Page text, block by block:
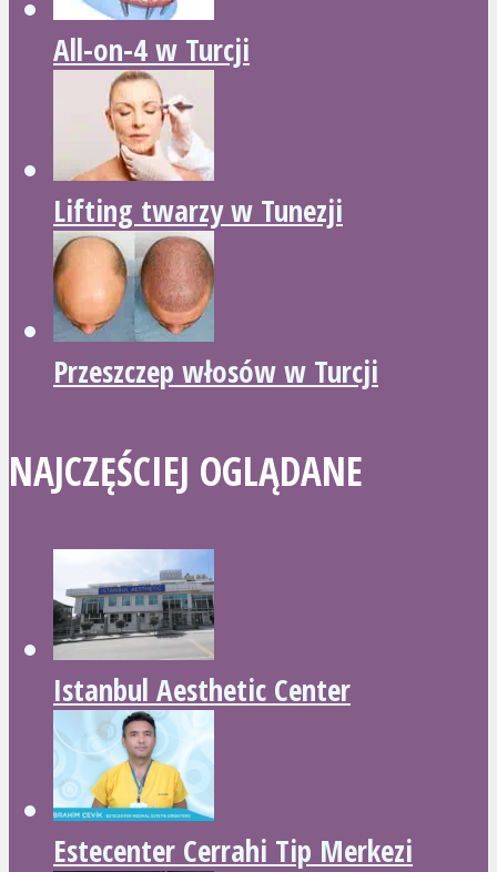
All-on-4 w Turcji
Lifting twarzy w Tunezji
Przeszczep włosów w Turcji
NAJCZĘŚCIEJ OGLĄDANE
Istanbul Aesthetic Center
Estecenter Cerrahi Tip Merkezi